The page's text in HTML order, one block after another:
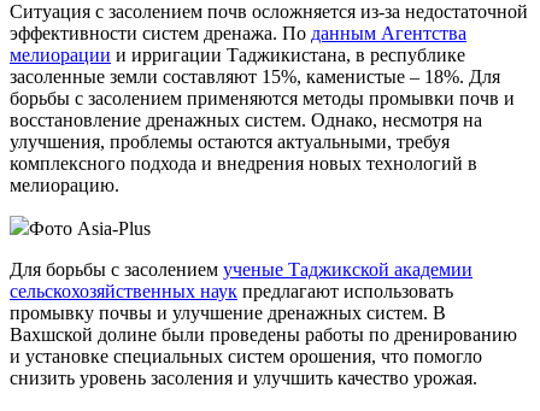
Ситуация с засолением почв осложняется из-за недостаточной
эффективности систем дренажа. По данным Агентства
мелиорации и ирригации Таджикистана, в республике
засоленные земли составляют 15%, каменистые – 18%. Для
борьбы с засолением применяются методы промывки почв и
восстановление дренажных систем. Однако, несмотря на
улучшения, проблемы остаются актуальными, требуя
комплексного подхода и внедрения новых технологий в
мелиорацию.
Фото Asia-Plus
Для борьбы с засолением ученые Таджикской академии
сельскохозяйственных наук предлагают использовать
промывку почвы и улучшение дренажных систем. В
Вахшской долине были проведены работы по дренированию
и установке специальных систем орошения, что помогло
снизить уровень засоления и улучшить качество урожая.